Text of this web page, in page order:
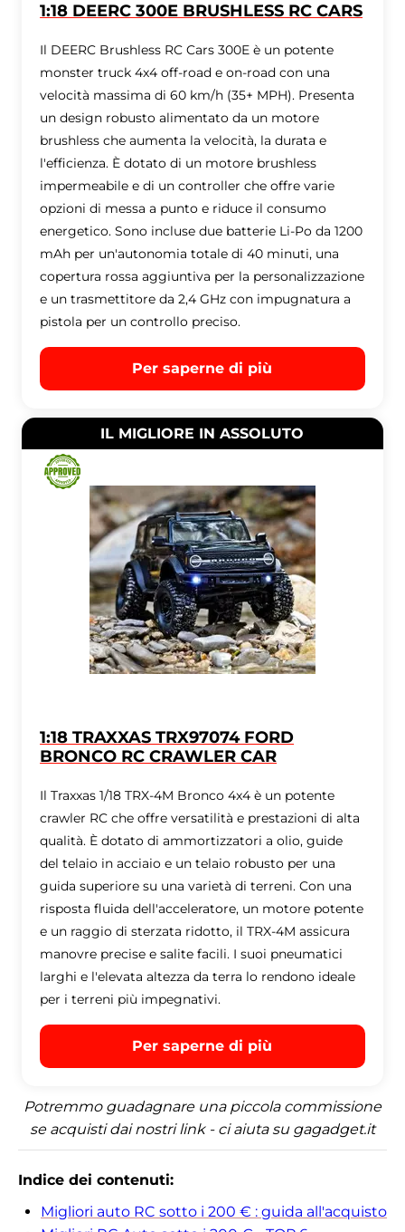
1:18 DEERC 300E BRUSHLESS RC CARS
Il DEERC Brushless RC Cars 300E è un potente
monster truck 4x4 off-road e on-road con una
velocità massima di 60 km/h (35+ MPH). Presenta
un design robusto alimentato da un motore
brushless che aumenta la velocità, la durata e
l'efficienza. È dotato di un motore brushless
impermeabile e di un controller che offre varie
opzioni di messa a punto e riduce il consumo
energetico. Sono incluse due batterie Li-Po da 1200
mAh per un'autonomia totale di 40 minuti, una
copertura rossa aggiuntiva per la personalizzazione
e un trasmettitore da 2,4 GHz con impugnatura a
pistola per un controllo preciso.
Per saperne di più
IL MIGLIORE IN ASSOLUTO
1:18 TRAXXAS TRX97074 FORD
BRONCO RC CRAWLER CAR
Il Traxxas 1/18 TRX-4M Bronco 4x4 è un potente
crawler RC che offre versatilità e prestazioni di alta
qualità. È dotato di ammortizzatori a olio, guide
del telaio in acciaio e un telaio robusto per una
guida superiore su una varietà di terreni. Con una
risposta fluida dell'acceleratore, un motore potente
e un raggio di sterzata ridotto, il TRX-4M assicura
manovre precise e salite facili. I suoi pneumatici
larghi e l'elevata altezza da terra lo rendono ideale
per i terreni più impegnativi.
Per saperne di più
Potremmo guadagnare una piccola commissione
se acquisti dai nostri link - ci aiuta su gagadget.it
Indice dei contenuti:
Migliori auto RC sotto i 200 € : guida all'acquisto